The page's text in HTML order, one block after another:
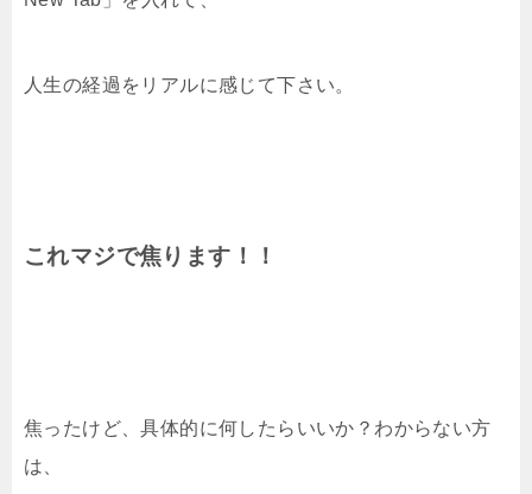
人生の経過をリアルに感じて下さい。
これマジで焦ります！！
焦ったけど、具体的に何したらいいか？わからない方
は、